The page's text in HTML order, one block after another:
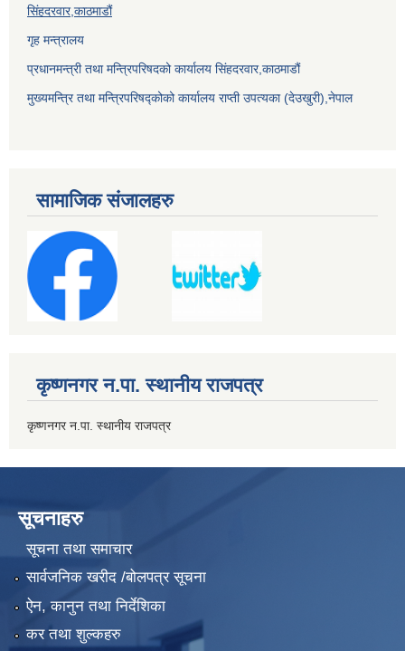
सिंहदरवार,काठमाडौं
गृह मन्त्रालय
प्रधानमन्त्री तथा मन्त्रिपरिषदको कार्यालय सिंहदरवार,काठमाडौं
मुख्यमन्त्रि तथा मन्त्रिपरिषद्कोको कार्यालय राप्ती उपत्यका (देउखुरी),नेपाल
सामाजिक संजालहरु
कृष्णनगर न.पा. स्थानीय राजपत्र
कृष्णनगर न.पा. स्थानीय राजपत्र
सूचनाहरु
सूचना तथा समाचार
सार्वजनिक खरीद /बोलपत्र सूचना
ऐन, कानुन तथा निर्देशिका
कर तथा शुल्कहरु